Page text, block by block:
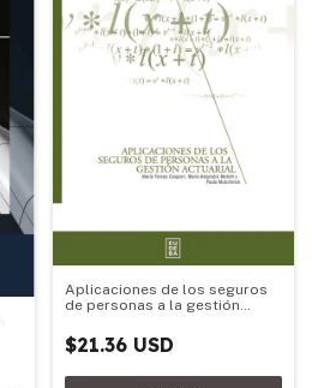
Aplicaciones de los seguros
de personas a la gestión
$21.36 USD